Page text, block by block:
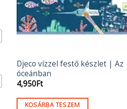
Djeco vízzel festő készlet | Az
óceánban
4,950Ft
KOSÁRBA TESZEM